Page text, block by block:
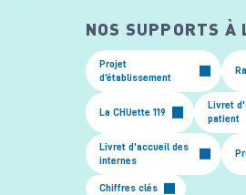
NOS SUPPORTS À
Projet
d’établissement
La CHUette 119
Livret
patient
Livret d'accueil des
internes
Chiffres clés